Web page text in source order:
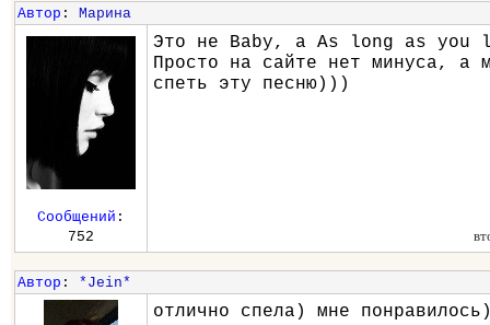
Автор : Марина
Это не Baby, а As long as you
Просто на сайте нет минуса, а
спеть эту песню)))
Сообщений :
752
Автор : *Jein*
отлично спела) мне